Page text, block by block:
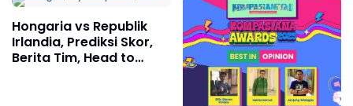
Hongaria vs Republik
Irlandia, Prediksi Skor,
Berita Tim, Head to